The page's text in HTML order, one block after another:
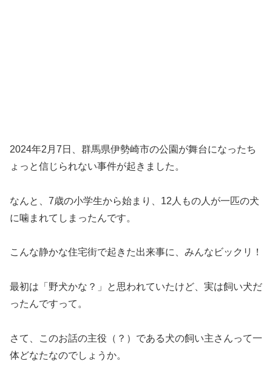
2024年2月7日、群馬県伊勢崎市の公園が舞台になったち
ょっと信じられない事件が起きました。
なんと、7歳の小学生から始まり、12人もの人が一匹の犬
に噛まれてしまったんです。
こんな静かな住宅街で起きた出来事に、みんなビックリ！
最初は「野犬かな？」と思われていたけど、実は飼い犬だ
ったんですって。
さて、このお話の主役（？）である犬の飼い主さんって一
体どなたなのでしょうか。